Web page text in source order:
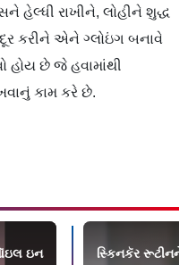
રાખીને, લોહીને શુદ્ધ
કરીને એને ગ્લોઇંગ બનાવે
હોય છે જે હવામાંથી
કામ કરે છે.
ઇન
સ્કિનકૅર રૂટીનને